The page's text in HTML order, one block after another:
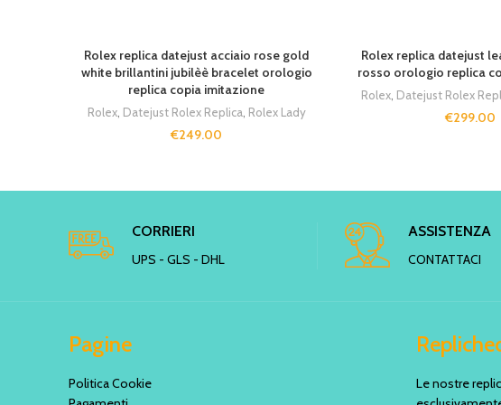
Rolex replica datejust acciaio rose gold
white brillantini jubilèè bracelet orologio
replica copia imitazione
Rolex, Datejust Rolex Replica, Rolex Lady
€249.00
Rolex replica datejust
rosso orologio replica
Rolex, Datejust Rolex
€299.00
CORRIERI
UPS - GLS - DHL
ASSISTENZA
CONTATTACI
Pagine
Politica Cookie
Le nostre